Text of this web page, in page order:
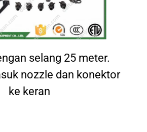
selang 25 meter.
nozzle dan konektor
ke keran